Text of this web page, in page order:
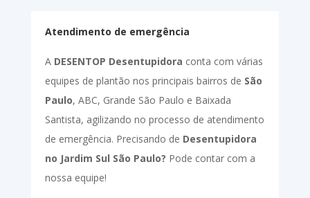
Atendimento de emergência
A DESENTOP Desentupidora conta com várias
equipes de plantão nos principais bairros de São
Paulo, ABC, Grande São Paulo e Baixada
Santista, agilizando no processo de atendimento
de emergência. Precisando de Desentupidora
no Jardim Sul São Paulo? Pode contar com a
nossa equipe!